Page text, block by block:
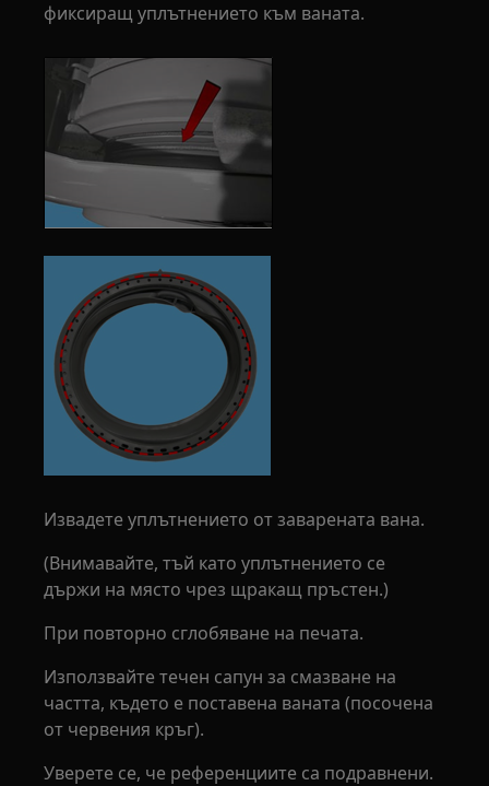
фиксиращ уплътнението към ваната.
Извадете уплътнението от заварената вана.
(Внимавайте, тъй като уплътнението се
държи на място чрез щракащ пръстен.)
При повторно сглобяване на печата.
Използвайте течен сапун за смазване на
частта, където е поставена ваната (посочена
от червения кръг).
Уверете се, че референциите са подравнени.